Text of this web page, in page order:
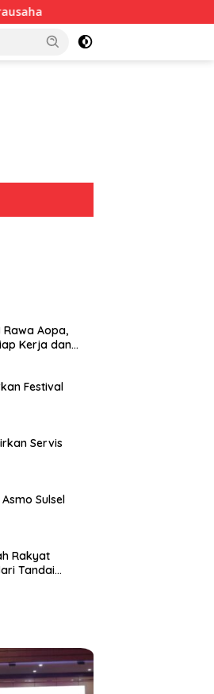
Tenant Ramaikan Festival Kuliner
Rawa Aopa,
Kerja dan
Festival
Servis
Sulsel
Rakyat
Tandai